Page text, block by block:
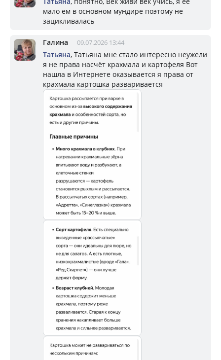
мало ем в основном мундире поэтому не
зацикливалась
Галина 09.07.2026 13:44
Татьяна, Татьяна мне стало интересно неужели
я не права насчёт крахмала и картофеля Вот
нашла в Интернете оказывается я права от
крахмала картошка разваривается